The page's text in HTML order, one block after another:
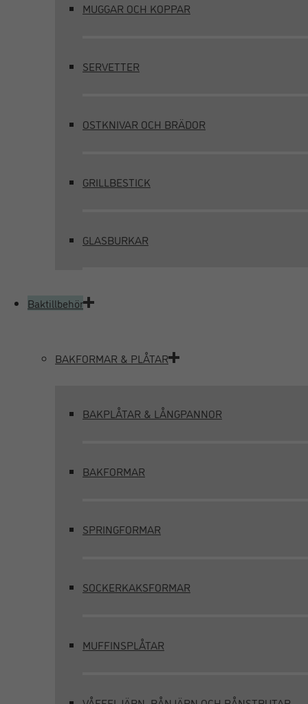
MUGGAR OCH KOPPAR
SERVETTER
OSTKNIVAR OCH BRÄDOR
GRILLBESTICK
GLASBURKAR
Baktillbehör
BAKFORMAR & PLÅTAR
BAKPLÅTAR & LÅNGPANNOR
BAKFORMAR
SPRINGFORMAR
SOCKERKAKSFORMAR
MUFFINSPLÅTAR